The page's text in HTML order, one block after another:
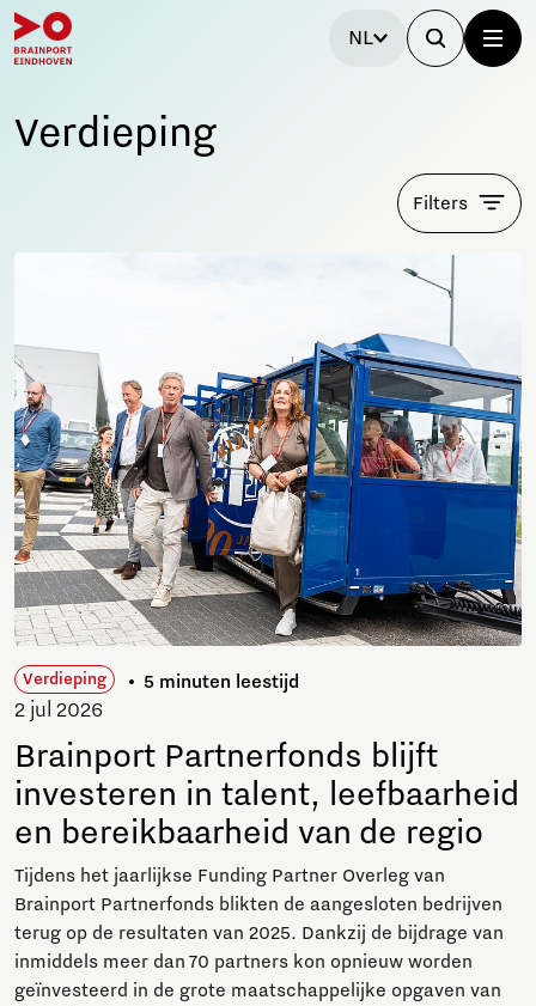
NL
Verdieping
Filters
Verdieping 5 minuten leestijd
2 jul 2026
Brainport Partnerfonds blijft
investeren in talent, leefbaarheid
en bereikbaarheid van de regio
Tijdens het jaarlijkse Funding Partner Overleg van
Brainport Partnerfonds blikten de aangesloten bedrijven
terug op de resultaten van 2025. Dankzij de bijdrage van
inmiddels meer dan 70 partners kon opnieuw worden
geïnvesteerd in de grote maatschappelijke opgaven van